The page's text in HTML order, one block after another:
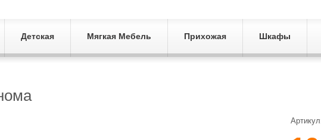
Детская Мягкая Мебель Прихожая Шкафы